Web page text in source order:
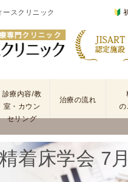
スクリニック
診療内容/教
室・カウン
セリング
治療の流れ
本
検
査
の
治
療
着床学会 7